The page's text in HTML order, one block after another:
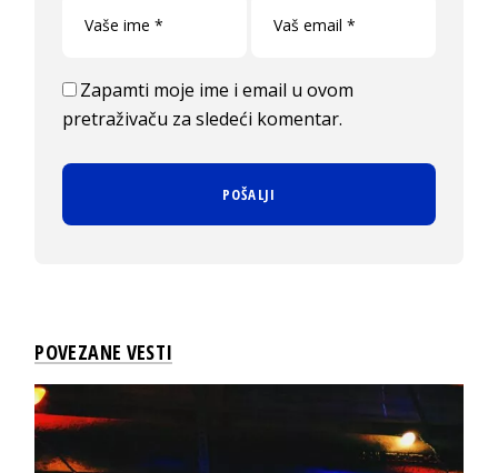
Zapamti moje ime i email u ovom
pretraživaču za sledeći komentar.
POVEZANE VESTI